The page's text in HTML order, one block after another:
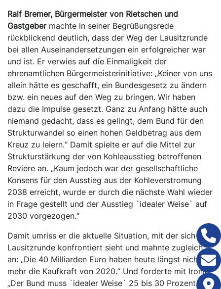
Ralf Bremer, Bürgermeister von Rietschen und
Gastgeber machte in seiner Begrüßungsrede
rückblickend deutlich, dass der Weg der Lausitzrunde
bei allen Auseinandersetzungen ein erfolgreicher war
und ist. Er verwies auf die Einmaligkeit der
ehrenamtlichen Bürgermeisterinitiative: „Keiner von uns
allein hätte es geschafft, ein Bundesgesetz zu ändern
bzw. ein neues auf den Weg zu bringen. Wir haben
dazu die Impulse gesetzt. Ganz zu Anfang hätte auch
niemand gedacht, dass es gelingt, dem Bund für den
Strukturwandel so einen hohen Geldbetrag aus dem
Kreuz zu leiern.“ Damit spielte er auf die Mittel zur
Strukturstärkung der von Kohleausstieg betroffenen
Reviere an. „Kaum jedoch war der gesellschaftliche
Konsens für den Ausstieg aus der Kohleverstromung
2038 erreicht, wurde er durch die nächste Wahl wieder
in Frage gestellt und der Ausstieg `idealer Weise` auf
2030 vorgezogen.“
Damit umriss er die aktuelle Situation, mit der sich die
Lausitzrunde konfrontiert sieht und mahnte zugleich
an: „Die 40 Milliarden Euro haben heute längst nicht
mehr die Kaufkraft von 2020.“ Und forderte mit Ironie:
„Der Bund muss `idealer Weise` 25 bis 30 Prozent